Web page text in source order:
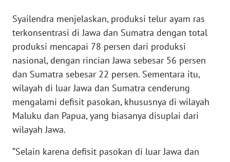
Syailendra menjelaskan, produksi telur ayam ras
terkonsentrasi di Jawa dan Sumatra dengan total
produksi mencapai 78 persen dari produksi
nasional, dengan rincian Jawa sebesar 56 persen
dan Sumatra sebesar 22 persen. Sementara itu,
wilayah di luar Jawa dan Sumatra cenderung
mengalami defisit pasokan, khususnya di wilayah
Maluku dan Papua, yang biasanya disuplai dari
wilayah Jawa.
“Selain karena defisit pasokan di luar Jawa dan
JATIM
WN
BALI
WN
KALBAR
WN
KALTENG